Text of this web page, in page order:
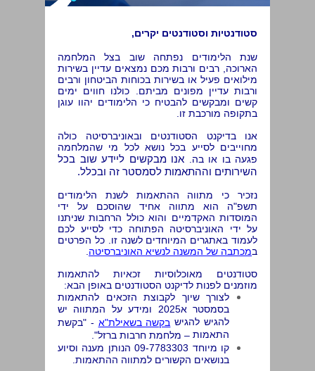
סטודנטיות וסטודנטים יקרים,
שנת הלימודים נפתחה שוב בצל המלחמה
הארוכה, רבים ורבות מכם נמצאים עדיין בשירות
מילואים פעיל או בשירות בכוחות הביטחון ורבים
ורבות עדיין מפונים מביתם. כולנו חווים ימים
קשים ומבקשים להבטיח כי הלימודים יהוו עוגן
בתקופה מורכבת זו.
אנו בדיקנט הסטודנטים ובאוניברסיטה כולה
מחוייבים לסייע בכל נושא לכל מי שהמלחמה
פגעה בו או בה. אנו מבקשים ליידע שוב בכל
השירותים וההתאמות לסמסטר זה ובכלל.
נזכיר כי מתווה ההתאמות לשנת הלימודים
תשפ"ה הוא מתווה אחיד שהוסכם על ידי
המוסדות האקדמיים והוא כולל הרחבות שניתנו
על ידי האוניברסיטה הפתוחה כדי לסייע לכם
לעמוד באתגרים המיוחדים לשנה זו. כל הפרטים
במכתבה של המשנה לנשיא האוניברסיטה
סטודנטים מאוכלוסיות זכאיות להתאמות
מוזמנים לפנות לדיקנט הסטודנטים באופן הבא:
לצורך שיוך לקבוצת הזכאים להתאמות
בסמסטר א2025 ומידע על המתווה יש
להגיש להגיש בקשה בשאילת"א - "בקשת
התאמות – מלחמת חרבות ברזל".
קו מיוחד 09-7783303 הנותן מענה וסיוע
בנושאים הקשורים למתווה ההתאמות.